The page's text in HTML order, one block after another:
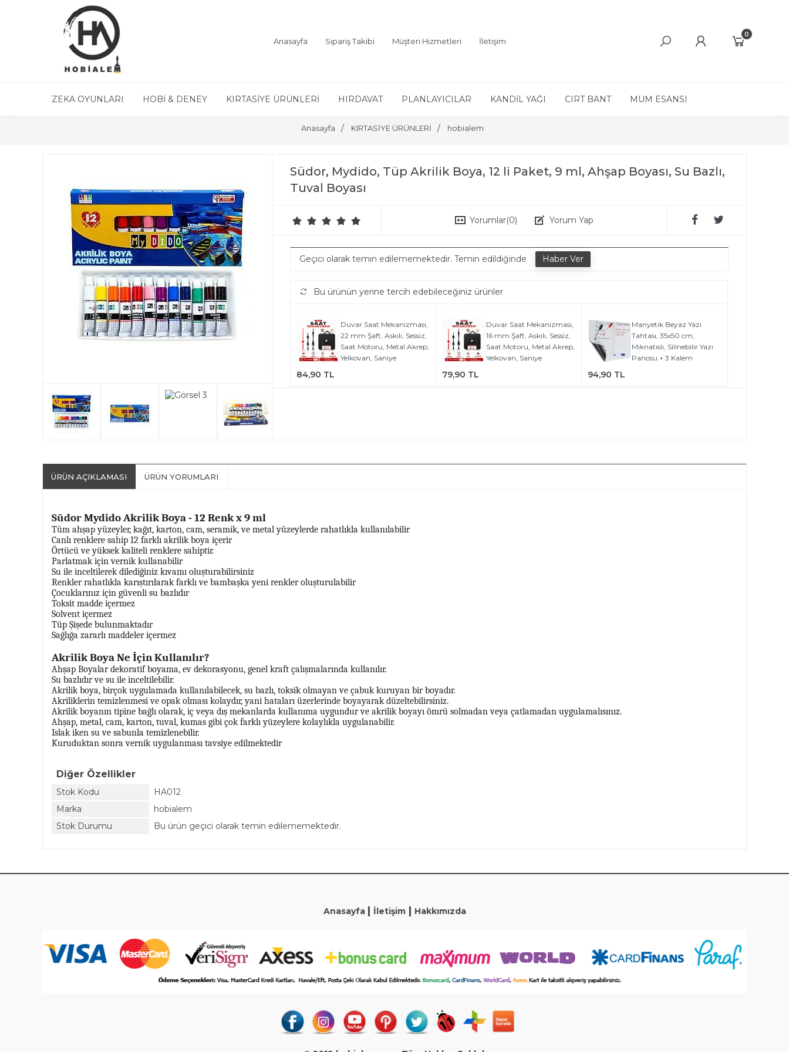
Anasayfa Sipariş Takibi Müşteri Hizmetleri İletişim
0
ZEKA OYUNLARI HOBİ & DENEY KIRTASİYE ÜRÜNLERİ HIRDAVAT PLANLAYICILAR KANDİL YAĞI CIRT BANT MUM ESANSI
Anasayfa KIRTASİYE ÜRÜNLERİ hobialem
Südor, Mydido, Tüp Akrilik Boya, 12 li Paket, 9 ml, Ahşap Boyası, Su Bazlı,
Tuval Boyası
Yorumlar(0) Yorum Yap
Geçici olarak temin edilememektedir. Temin edildiğinde
Bu ürünün yerine tercih edebileceğiniz ürünler
Duvar Saat Mekanizması,
22 mm Şaft, Askılı, Sessiz,
Saat Motoru, Metal Akrep,
Yelkovan, Saniye
84,90 TL
Duvar Saat Mekanizması,
16 mm Şaft, Askılı, Sessiz,
Saat Motoru, Metal Akrep,
Yelkovan, Saniye
79,90 TL
Manyetik Beyaz Yazı
Tahtası, 35x50 cm,
Mıknatıslı, Silinebilir Yazı
Panosu + 3 Kalem
94,90 TL
ÜRÜN AÇIKLAMASI ÜRÜN YORUMLARI
Südor Mydido Akrilik Boya - 12 Renk x 9 ml
Tüm ahşap yüzeyler, kağıt, karton, cam, seramik, ve metal yüzeylerde rahatlıkla kullanılabilir
Canlı renklere sahip 12 farklı akrilik boya içerir
Örtücü ve yüksek kaliteli renklere sahiptir.
Parlatmak için vernik kullanabilir
Su ile inceltilerek dilediğiniz kıvamı oluşturabilirsiniz
Renkler rahatlıkla karıştırılarak farklı ve bambaşka yeni renkler oluşturulabilir
Çocuklarınız için güvenli su bazlıdır
Toksit madde içermez
Solvent içermez
Tüp Şişede bulunmaktadır
Sağlığa zararlı maddeler içermez
Akrilik Boya Ne İçin Kullanılır?
Ahşap Boyalar dekoratif boyama, ev dekorasyonu, genel kraft çalışmalarında kullanılır.
Su bazlıdır ve su ile inceltilebilir.
Akrilik boya, birçok uygulamada kullanılabilecek, su bazlı, toksik olmayan ve çabuk kuruyan bir boyadır.
Akriliklerin temizlenmesi ve opak olması kolaydır, yani hataları üzerlerinde boyayarak düzeltebilirsiniz.
Akrilik boyanın tipine bağlı olarak, iç veya dış mekanlarda kullanıma uygundur ve akrilik boyayı ömrü solmadan veya çatlamadan uygulamalısınız.
Ahşap, metal, cam, karton, tuval, kumas gibi çok farklı yüzeylere kolaylıkla uygulanabilir.
Islak iken su ve sabunla temizlenebilir.
Kuruduktan sonra vernik uygulanması tavsiye edilmektedir
Diğer Özellikler
Stok Kodu
HA012
Marka
hobialem
Stok Durumu
Bu ürün geçici olarak temin edilememektedir.
Anasayfa | İletişim| Hakkımızda